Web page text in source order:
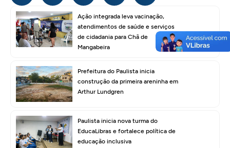
Ação integrada leva vacinação,
atendimentos de saúde e serviços
de cidadania para Chã de
Mangabeira
Prefeitura do Paulista inicia
construção da primeira areninha em
Arthur Lundgren
Paulista inicia nova turma do
EducaLibras e fortalece política de
educação inclusiva